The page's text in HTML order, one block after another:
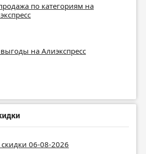
по категориям на
на Алиэкспресс
06-08-2026